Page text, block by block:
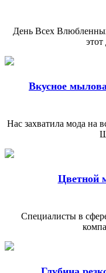
День Всех
Вкусное
Нас захватила мода на
Цветной
Специалисты в